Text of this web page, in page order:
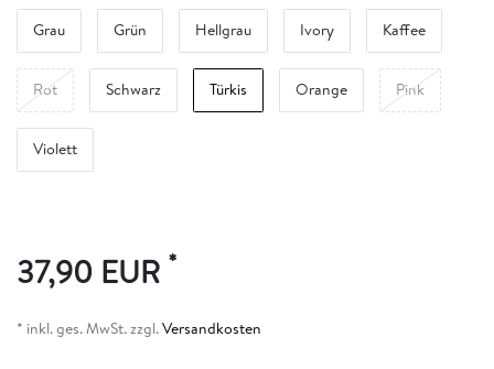
Grau Grün Hellgrau Ivory Kaffee
Rot Schwarz Türkis Orange Pink
Violett
37,90 EUR *
* inkl. ges. MwSt. zzgl.Versandkosten